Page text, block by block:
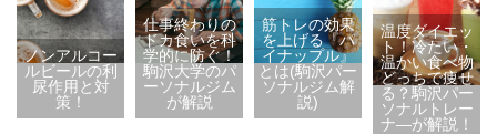
ノンアルコー
ルビールの利
尿作用と対
策！
仕事終わりの
ドカ食いを科
学的に防ぐ！
駒沢大学のパ
ーソナルジム
が解説
筋トレの効果
を上げる『パ
イナップル』
とは(駒沢パー
ソナルジム解
説)
温度ダイエッ
ト！冷たい・
温かい食べ物
どっちで痩せ
る？駒沢パー
ソナルトレー
ナ―が解説！